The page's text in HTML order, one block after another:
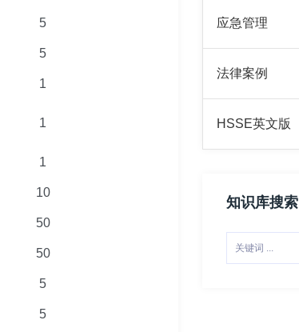
5
5
1
1
1
10
50
50
5
5
应急管理
法律案例
HSSE英文版
知识库搜索